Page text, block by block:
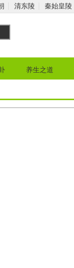
清东陵 秦始皇陵
养生之道